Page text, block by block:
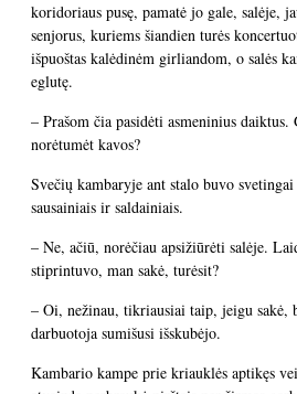
koridoriaus pusę, pamatė jo gale, salėje,
senjorus, kuriems šiandien turės
išpuoštas kalėdinėm girliandom, o salės
eglutę.
– Prašom čia pasidėti asmeninius daiktus.
norėtumėt kavos?
Svečių kambaryje ant stalo buvo
sausainiais ir saldainiais.
– Ne, ačiū, norėčiau apsižiūrėti salėje.
stiprintuvo, man sakė, turėsit?
– Oi, nežinau, tikriausiai taip, jeigu sakė,
darbuotoja sumišusi išskubėjo.
Kambario kampe prie kriauklės aptikęs